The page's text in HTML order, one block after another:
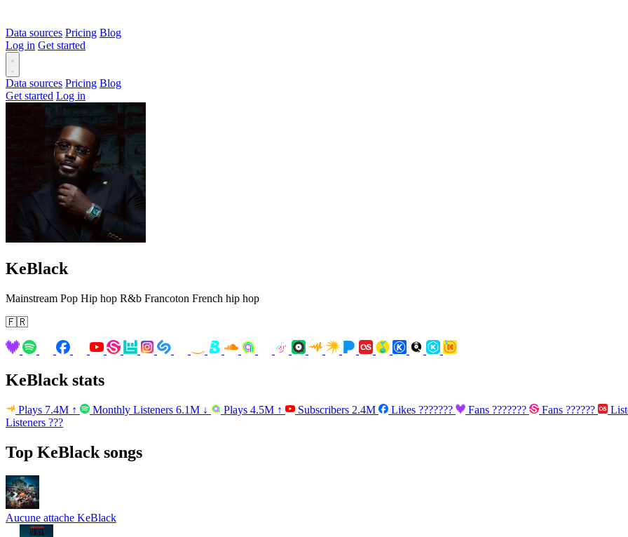
Data sources Pricing Blog
Log in Get started
Data sources Pricing Blog
Get started Log in
KeBlack
Mainstream Pop Hip hop R&b Francoton French hip hop
🇫🇷
KeBlack stats
Plays 7.4M ↑ Monthly Listeners 6.1M ↓ Plays 4.5M ↑ Subscribers 2.4M Likes ??????? Fans ??????? Fans ??????
Listeners ???
Top KeBlack songs
Aucune attache KeBlack